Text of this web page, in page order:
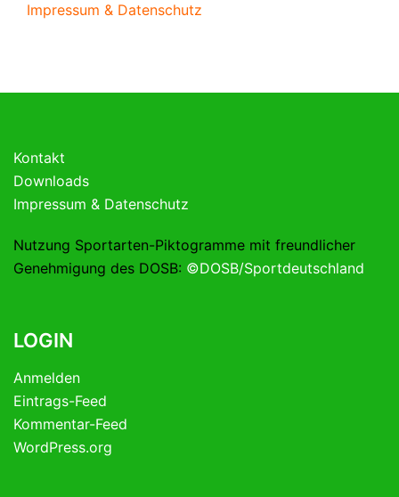
Impressum & Datenschutz
Kontakt
Downloads
Impressum & Datenschutz
Nutzung Sportarten-Piktogramme mit freundlicher
Genehmigung des DOSB: ©DOSB/Sportdeutschland
LOGIN
Anmelden
Eintrags-Feed
Kommentar-Feed
WordPress.org